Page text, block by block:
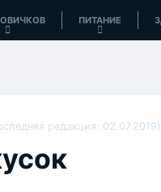
ПИТАНИЕ
редакция: 02.07.2019)